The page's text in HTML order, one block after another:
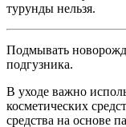
турунды нельзя.
Подмывать
подгузника.
В уходе важно
косметических
средства на основе